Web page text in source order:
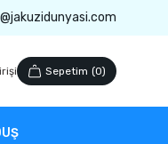
Sepetim (0)